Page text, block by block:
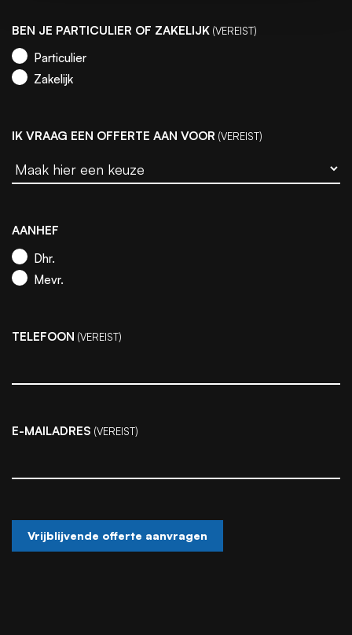
BEN JE PARTICULIER OF ZAKELIJK (VEREIST)
Particulier
Zakelijk
IK VRAAG EEN OFFERTE AAN VOOR (VEREIST)
AANHEF
Dhr.
Mevr.
TELEFOON (VEREIST)
E-MAILADRES (VEREIST)